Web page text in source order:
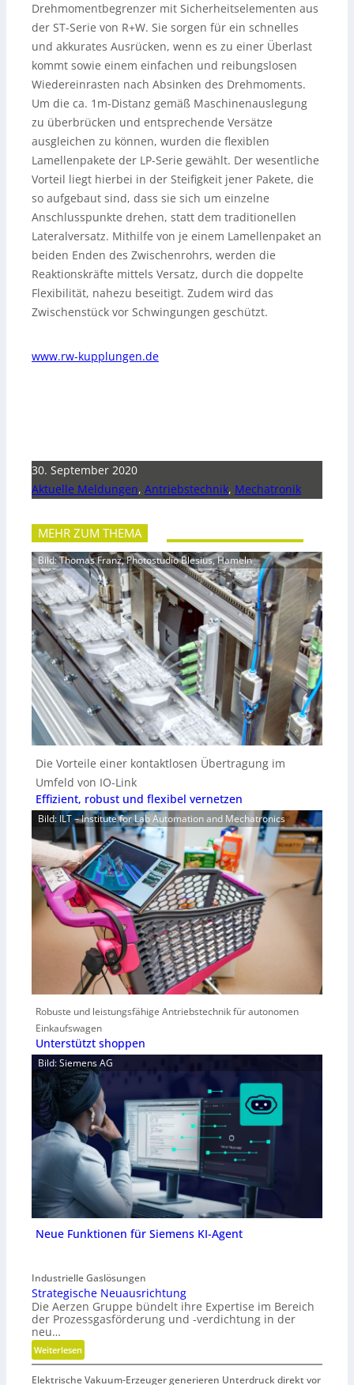
Drehmomentbegrenzer mit Sicherheitselementen aus
der ST-Serie von R+W. Sie sorgen für ein schnelles
und akkurates Ausrücken, wenn es zu einer Überlast
kommt sowie einem einfachen und reibungslosen
Wiedereinrasten nach Absinken des Drehmoments.
Um die ca. 1m-Distanz gemäß Maschinenauslegung
zu überbrücken und entsprechende Versätze
ausgleichen zu können, wurden die flexiblen
Lamellenpakete der LP-Serie gewählt. Der wesentliche
Vorteil liegt hierbei in der Steifigkeit jener Pakete, die
so aufgebaut sind, dass sie sich um einzelne
Anschlusspunkte drehen, statt dem traditionellen
Lateralversatz. Mithilfe von je einem Lamellenpaket an
beiden Enden des Zwischenrohrs, werden die
Reaktionskräfte mittels Versatz, durch die doppelte
Flexibilität, nahezu beseitigt. Zudem wird das
Zwischenstück vor Schwingungen geschützt.
www.rw-kupplungen.de
30. September 2020
Aktuelle Meldungen, Antriebstechnik, Mechatronik
MEHR ZUM THEMA
Bild: Thomas Franz, Photostudio Blesius, Hameln
Die Vorteile einer kontaktlosen Übertragung im
Umfeld von IO-Link
Effizient, robust und flexibel vernetzen
Bild: ILT – Institute for Lab Automation and Mechatronics
Robuste und leistungsfähige Antriebstechnik für autonomen
Einkaufswagen
Unterstützt shoppen
Bild: Siemens AG
Neue Funktionen für Siemens KI-Agent
Industrielle Gaslösungen
Strategische Neuausrichtung
Die Aerzen Gruppe bündelt ihre Expertise im Bereich
der Prozessgasförderung und -verdichtung in der
neu…
Weiterlesen:
S
t
Elektrische Vakuum-Erzeuger generieren Unterdruck direkt vor